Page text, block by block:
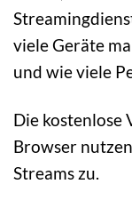
viele Geräte
und wie viele
Die kostenlose
Browser
Streams zu.